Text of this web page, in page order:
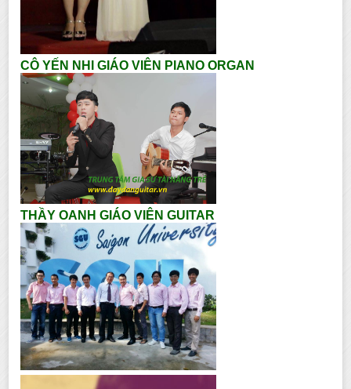
CÔ YẾN NHI GIÁO VIÊN PIANO ORGAN
THẦY OANH GIÁO VIÊN GUITAR